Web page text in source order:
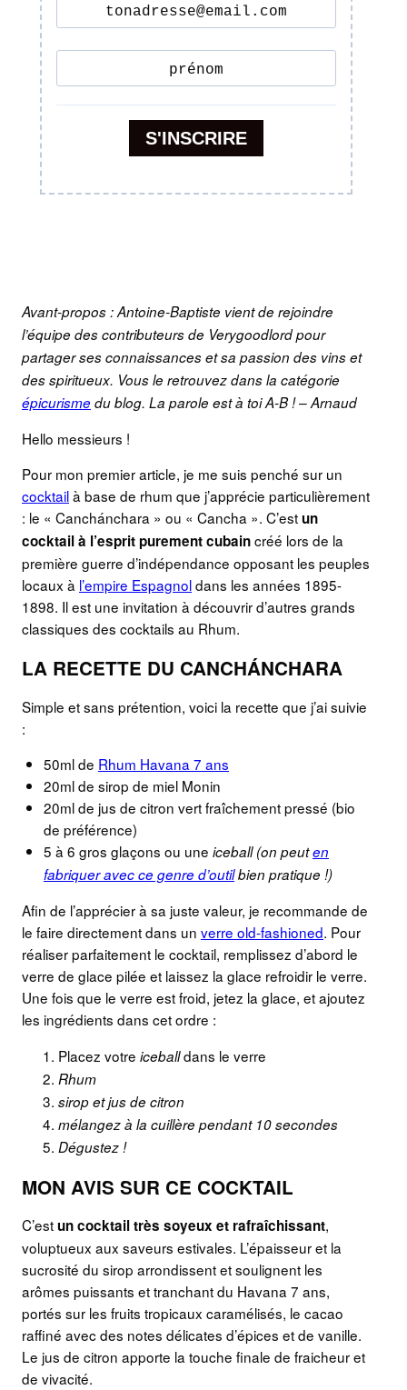
Avant-propos : Antoine-Baptiste vient de rejoindre
l’équipe des contributeurs de Verygoodlord pour
partager ses connaissances et sa passion des vins et
des spiritueux. Vous le retrouvez dans la catégorie
épicurisme du blog. La parole est à toi A-B ! – Arnaud
Hello messieurs !
Pour mon premier article, je me suis penché sur un
cocktailà base de rhum que j’apprécie particulièrement
: le « Canchánchara » ou « Cancha ». C’estun
cocktail à l’esprit purement cubaincréé lors de la
première guerre d’indépendance opposant les peuples
locaux à l’empire Espagnoldans les années 1895-
1898. Il est une invitation à découvrir d’autres grands
classiques des cocktails au Rhum.
LA RECETTE DU CANCHÁNCHARA
Simple et sans prétention, voici la recette que j’ai suivie
:
50ml de Rhum Havana 7 ans
20ml de sirop de miel Monin
20ml de jus de citron vert fraîchement pressé (bio
de préférence)
5 à 6 gros glaçons ou une iceball (on peuten
fabriquer avec ce genre d’outilbien pratique !)
Afin de l’apprécier à sa juste valeur, je recommande de
le faire directement dans un verre old-fashioned. Pour
réaliser parfaitement le cocktail, remplissez d’abord le
verre de glace pilée et laissez la glace refroidir le verre.
Une fois que le verre est froid, jetez la glace, et ajoutez
les ingrédients dans cet ordre :
Placez votre iceballdans le verre
Rhum
sirop et jus de citron
mélangez à la cuillère pendant 10 secondes
Dégustez !
MON AVIS SUR CE COCKTAIL
C’estun cocktail très soyeux et rafraîchissant,
voluptueux aux saveurs estivales. L’épaisseur et la
sucrosité du sirop arrondissent et soulignent les
arômes puissants et tranchant du Havana 7 ans,
portés sur les fruits tropicaux caramélisés, le cacao
raffiné avec des notes délicates d’épices et de vanille.
Le jus de citron apporte la touche finale de fraicheur et
de vivacité.